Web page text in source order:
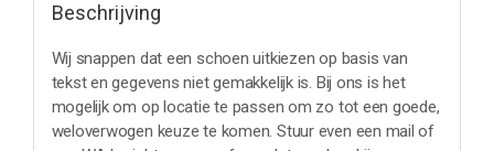
Beschrijving
Wij snappen dat een schoen uitkiezen op basis van
tekst en gegevens niet gemakkelijk is. Bij ons is het
mogelijk om op locatie te passen om zo tot een goede,
weloverwogen keuze te komen. Stuur even een mail of